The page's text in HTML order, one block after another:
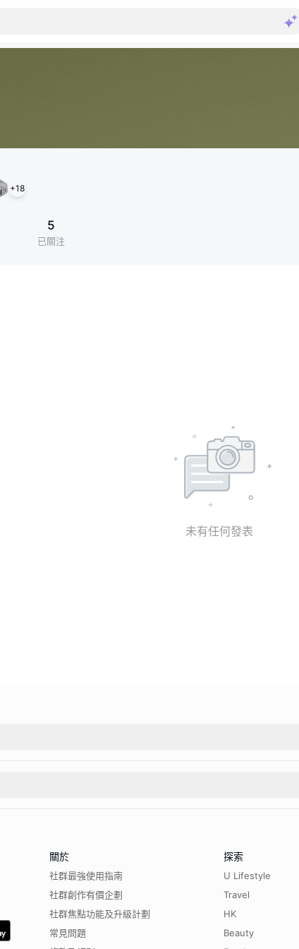
+18
5
已關注
未有任何發表
關於
社群最強使用指南
社群創作有價企劃
社群焦點功能及升級計劃
常見問題
探索
U Lifestyle
Travel
HK
Beauty